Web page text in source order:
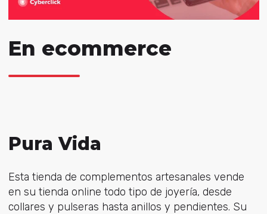
En ecommerce
Pura Vida
Esta tienda de complementos artesanales vende
en su tienda online todo tipo de joyería, desde
collares y pulseras hasta anillos y pendientes. Su